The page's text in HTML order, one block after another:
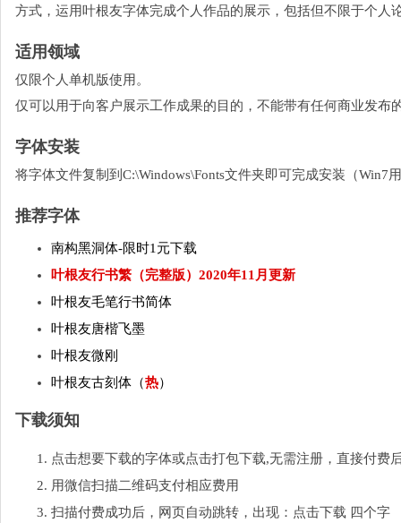
方式，运用叶根友字体完成个人作品的展示，包括但不限于个人
适用领域
仅限个人单机版使用。
仅可以用于向客户展示工作成果的目的，不能带有任何商业发布
字体安装
将字体文件复制到C:\Windows\Fonts文件夹即可完成安装（Win7
推荐字体
南构黑洞体-限时1元下载
叶根友行书繁（完整版）2020年11月更新
叶根友毛笔行书简体
叶根友唐楷飞墨
叶根友微刚
叶根友古刻体（热）
下载须知
点击想要下载的字体或点击打包下载,无需注册，直接付费
用微信扫描二维码支付相应费用
扫描付费成功后，网页自动跳转，出现：点击下载 四个字